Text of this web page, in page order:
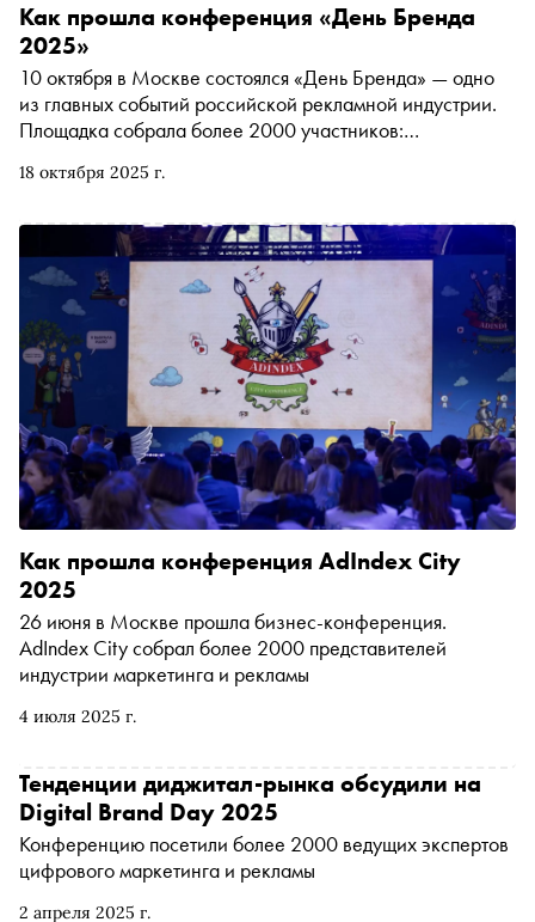
18 октября 2025 г.
Как прошла конференция «День Бренда
2025»
10 октября в Москве состоялся «День Бренда» — одно
из главных событий российской рекламной индустрии.
Площадка собрала более 2000 участников:
технологических компаний
4 июля 2025 г.
Как прошла конференция AdIndex City
2025
26 июня в Москве прошла бизнес-конференция.
AdIndex City собрал более 2000 представителей
индустрии маркетинга и рекламы
2 апреля 2025 г.
Тенденции диджитал-рынка обсудили на
Digital Brand Day 2025
Конференцию посетили более 2000 ведущих экспертов
цифрового маркетинга и рекламы